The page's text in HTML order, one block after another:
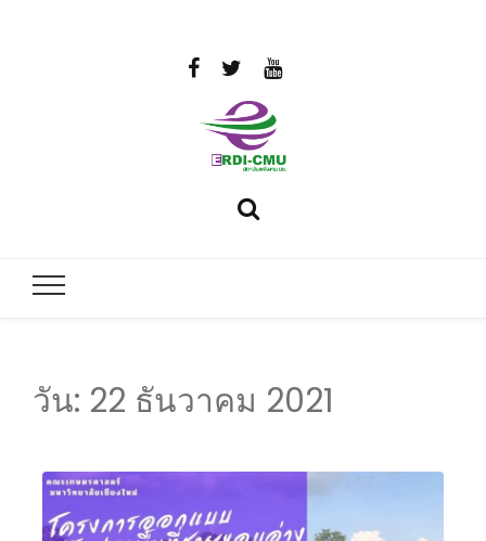
พิงค์
เชียงใหม่
วัน: 22 ธันวาคม 2021